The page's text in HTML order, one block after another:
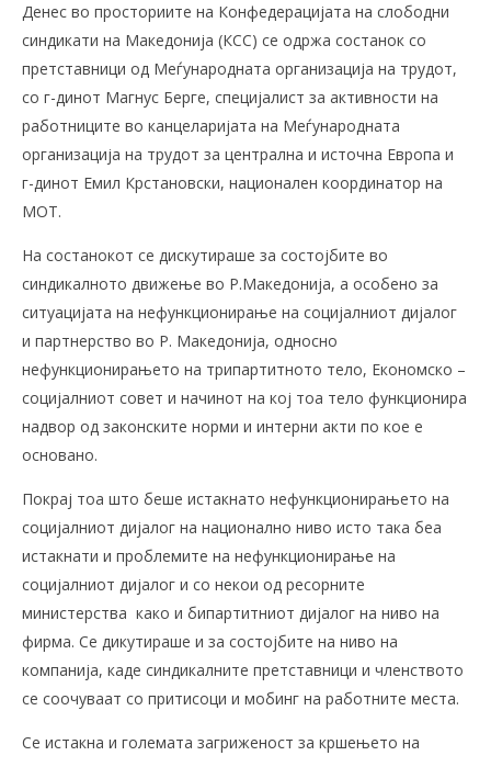
Денес во просториите на Конфедерацијата на слободни
синдикати на Македонија (КСС) се одржа состанок со
претставници од Меѓународната организација на трудот,
со г-динот Магнус Берге, специјалист за активности на
работниците во канцеларијата на Меѓународната
организација на трудот за централна и источна Европа и
г-динот Емил Крстановски, национален координатор на
МОТ.
На состанокот се дискутираше за состојбите во
синдикалното движење во Р.Македонија, а особено за
ситуацијата на нефункционирање на социјалниот дијалог
и партнерство во Р. Македонија, односно
нефункционирањето на трипартитното тело, Економско –
социјалниот совет и начинот на кој тоа тело функционира
надвор од законските норми и интерни акти по кое е
основано.
Покрај тоа што беше истакнато нефункционирањето на
социјалниот дијалог на национално ниво исто така беа
истакнати и проблемите на нефункционирање на
социјалниот дијалог и со некои од ресорните
министерства како и бипартитниот дијалог на ниво на
фирма. Се дикутираше и за состојбите на ниво на
компанија, каде синдикалните претставници и членството
се соочуваат со притисоци и мобинг на работните места.
Се истакна и големата загриженост за кршењето на